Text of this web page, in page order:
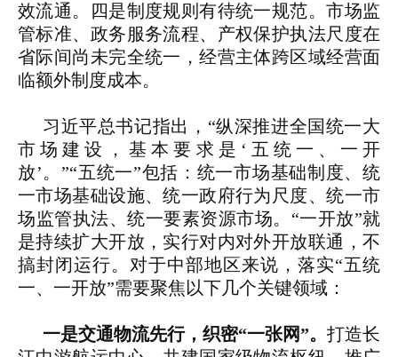
效流通。四是制度规则有待统一规范。市场监
管标准、政务服务流程、产权保护执法尺度在
省际间尚未完全统一，经营主体跨区域经营面
临额外制度成本。
习近平总书记指出，“纵深推进全国统一大
市场建设，基本要求是‘五统一、一开
放’。”“五统一”包括：统一市场基础制度、统
一市场基础设施、统一政府行为尺度、统一市
场监管执法、统一要素资源市场。“一开放”就
是持续扩大开放，实行对内对外开放联通，不
搞封闭运行。对于中部地区来说，落实“五统
一、一开放”需要聚焦以下几个关键领域：
一是交通物流先行，织密“一张网”。 打造长